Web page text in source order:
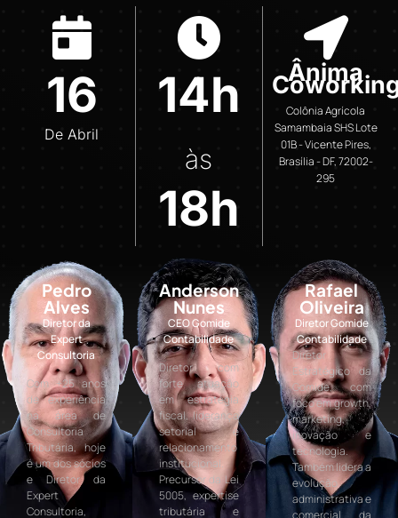
16
De Abril
14h
às
18h
Ânima
Colônia Agrícola
Samambaia SHS Lote
01B - Vicente Pires,
Brasília - DF, 72002-
295
Pedro
Alves
Diretor da
Expert
Consultoria
Com +25 anos
de experiência
na área de
Consultoria
Tributária, hoje
é um dos sócios
e Diretor da
Expert
Consultoria,
Anderson
Nunes
CEO Gomide
Contabilidade
Diretor com
forte atuação
em estratégia
fiscal, liderança
setorial e
relacionamento
institucional.
Precursor da Lei
5005, expertise
tributária e
Rafael
Oliveira
Diretor Gomide
Contabilidade
Diretor
Estratégico da
Gomide, com
foco em growth,
marketing,
inovação e
tecnologia.
Também lidera a
evolução
administrativa e
comercial da